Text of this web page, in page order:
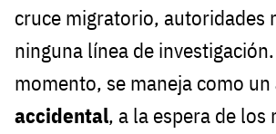
cruce migratorio, autoridades
ninguna línea de
momento, se maneja como un
accidental, a la espera de los